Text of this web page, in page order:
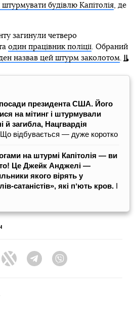
будівлю Капітолія, де
загинули четверо
один працівник поліції. Обраний
назвав цей штурм заколотом.
президента США. Його
на мітинг і штурмували
й загибла, Нацгвардія
Що відбувається — дуже коротко
на штурмі Капітолія — ви
Це Джейк Анджелі —
якого вірять у
сатаністів», які пʼють кров. І
Twitter Telegram